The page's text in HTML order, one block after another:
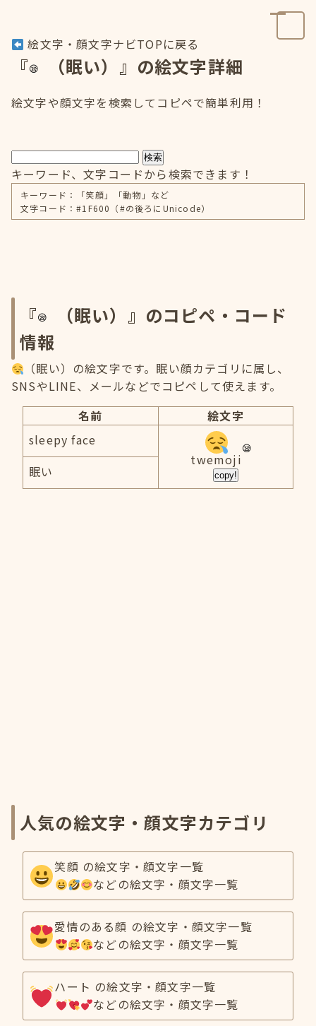
絵文字・顔文字ナビTOPに戻る
『 （眠い）』の絵文字詳細
絵文字や顔文字を検索してコピペで簡単利用！
検索
キーワード、文字コードから検索できます！
キーワード：「笑顔」「動物」など
文字コード：#1F600（#の後ろにUnicode）
『
（眠い）』のコピペ・コード
情報
（眠い）の絵文字です。眠い顔カテゴリに属し、
SNSやLINE、メールなどでコピペして使えます。
名前
絵文字
sleepy face
twemoji
copy!
眠い
人気の絵文字・顔文字カテゴリ
笑顔 の絵文字・顔文字一覧
などの絵文字・顔文字一覧
愛情のある顔 の絵文字・顔文字一覧
などの絵文字・顔文字一覧
ハート の絵文字・顔文字一覧
などの絵文字・顔文字一覧